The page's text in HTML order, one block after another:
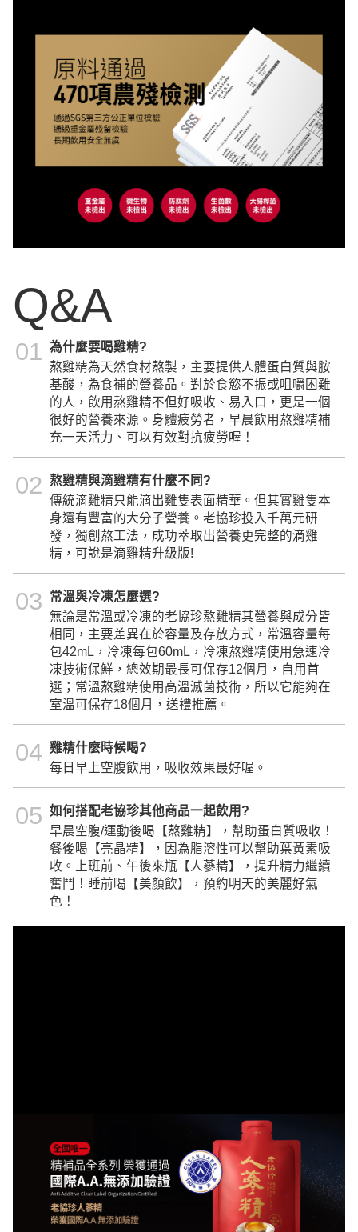
Q&A
01 為什麼要喝雞精?
熬雞精為天然食材熬製，主要提供人體蛋白質與胺
基酸，為食補的營養品。對於食慾不振或咀嚼困難
的人，飲用熬雞精不但好吸收、易入口，更是一個
很好的營養來源。身體疲勞者，早晨飲用熬雞精補
充一天活力、可以有效對抗疲勞喔！
02 熬雞精與滴雞精有什麼不同?
傳統滴雞精只能滴出雞隻表面精華。但其實雞隻本
身還有豐富的大分子營養。老協珍投入千萬元研
發，獨創熬工法，成功萃取出營養更完整的滴雞
精，可說是滴雞精升級版!
03
常溫與冷凍怎麼選?
無論是常溫或冷凍的老協珍熬雞精其營養與成分皆
相同，主要差異在於容量及存放方式，常溫容量每
包42mL，冷凍每包60mL，冷凍熬雞精使用急速冷
凍技術保鮮，總效期最長可保存12個月，自用首
選；常溫熬雞精使用高溫滅菌技術，所以它能夠在
室溫可保存18個月，送禮推薦。
04 雞精什麼時候喝?
每日早上空腹飲用，吸收效果最好喔。
05 如何搭配老協珍其他商品一起飲用?
早晨空腹/運動後喝【熬雞精】，幫助蛋白質吸收！
餐後喝【亮晶精】，因為脂溶性可以幫助葉黃素吸
收。上班前、午後來瓶【人蔘精】，提升精力繼續
奮鬥！睡前喝【美顏飲】，預約明天的美麗好氣
色！